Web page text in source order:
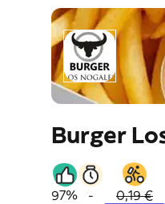
Burger
97% - 0,19 €